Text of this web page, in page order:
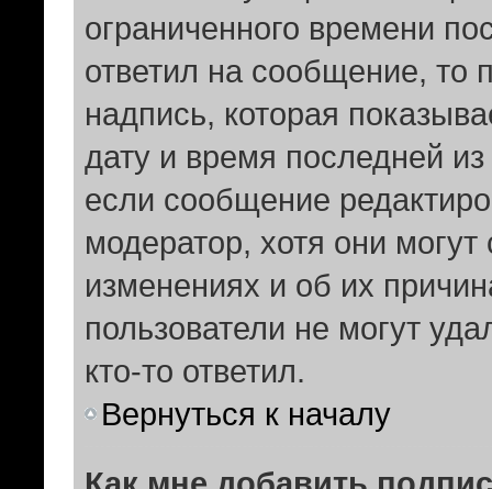
ограниченного времени
ответил на сообщение, то
надпись, которая
дату и время последней
если сообщение
модератор, хотя они
изменениях и об их
пользователи не могут
кто-то ответил.
Вернуться к началу